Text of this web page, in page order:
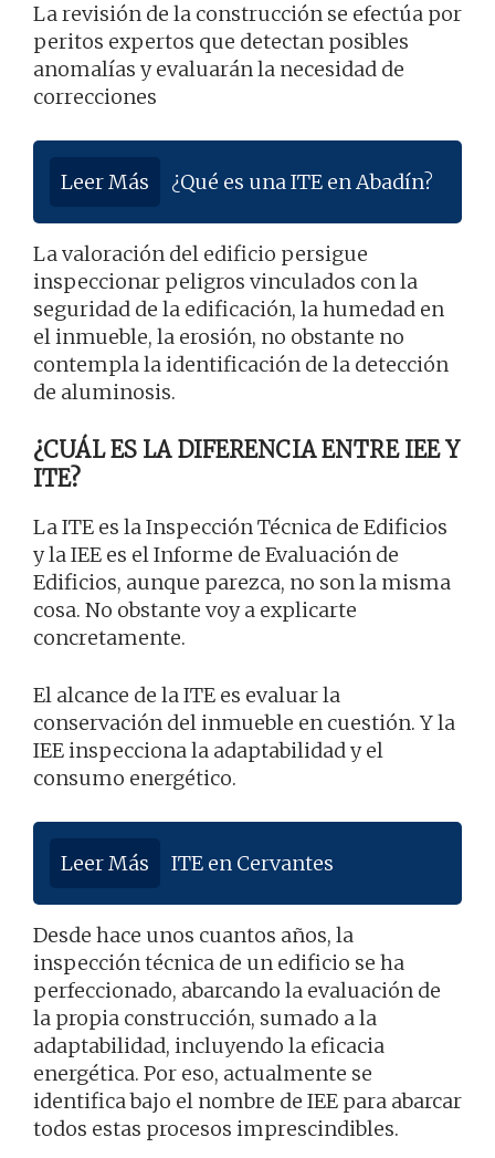
La revisión de la construcción se efectúa por
peritos expertos que detectan posibles
anomalías y evaluarán la necesidad de
correcciones
Leer Más ¿Qué es una ITE en Abadín?
La valoración del edificio persigue
inspeccionar peligros vinculados con la
seguridad de la edificación, la humedad en
el inmueble, la erosión, no obstante no
contempla la identificación de la detección
de aluminosis.
¿CUÁL ES LA DIFERENCIA ENTRE IEE Y
ITE?
La ITE es la Inspección Técnica de Edificios
y la IEE es el Informe de Evaluación de
Edificios, aunque parezca, no son la misma
cosa. No obstante voy a explicarte
concretamente.
El alcance de la ITE es evaluar la
conservación del inmueble en cuestión. Y la
IEE inspecciona la adaptabilidad y el
consumo energético.
Leer Más ITE en Cervantes
Desde hace unos cuantos años, la
inspección técnica de un edificio se ha
perfeccionado, abarcando la evaluación de
la propia construcción, sumado a la
adaptabilidad, incluyendo la eficacia
energética. Por eso, actualmente se
identifica bajo el nombre de IEE para abarcar
todos estas procesos imprescindibles.